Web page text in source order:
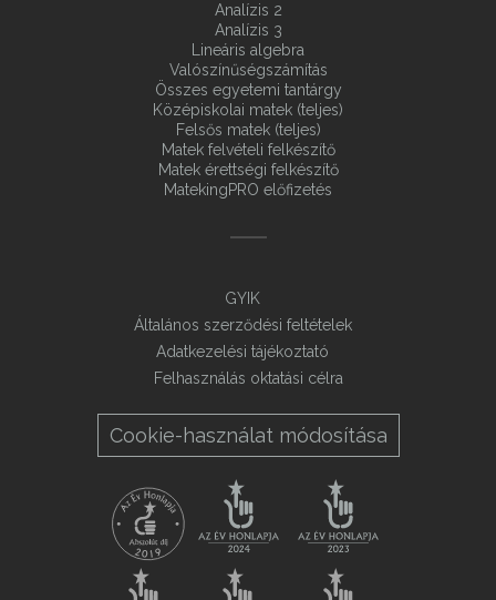
Analízis 2
Analízis 3
Lineáris algebra
Valószínűségszámítás
Összes egyetemi tantárgy
Középiskolai matek (teljes)
Felsős matek (teljes)
Matek felvételi felkészítő
Matek érettségi felkészítő
MatekingPRO előfizetés
GYIK
Általános szerződési feltételek
Adatkezelési tájékoztató
Felhasználás oktatási célra
Cookie-használat módosítása